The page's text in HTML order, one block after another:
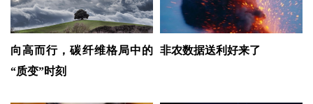
向高而行，碳纤维格局中的
“质变”时刻
非农数据送利好来了